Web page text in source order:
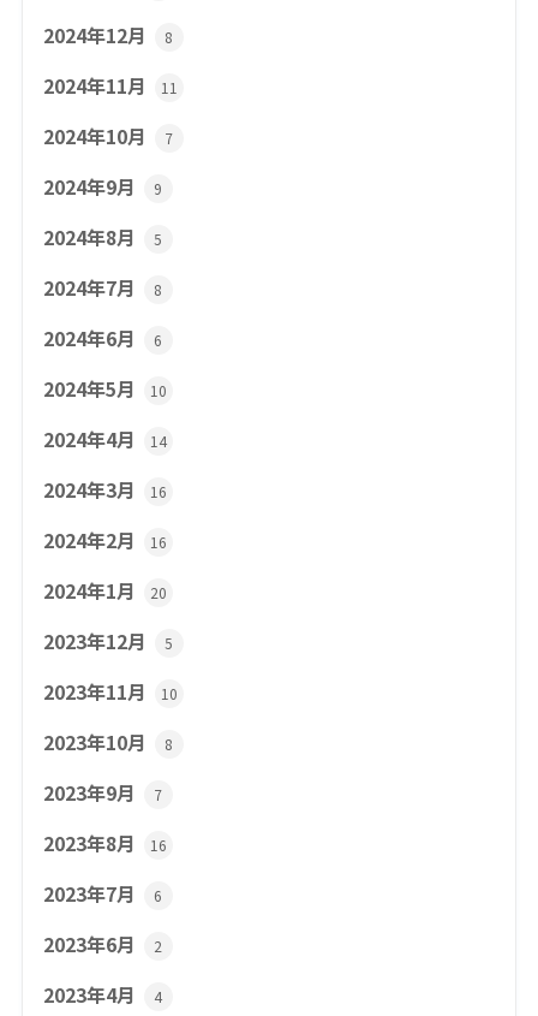
2024年12月 8
2024年11月 11
2024年10月 7
2024年9月 9
2024年8月 5
2024年7月 8
2024年6月 6
2024年5月 10
2024年4月 14
2024年3月 16
2024年2月 16
2024年1月 20
2023年12月 5
2023年11月 10
2023年10月 8
2023年9月 7
2023年8月 16
2023年7月 6
2023年6月 2
2023年4月 4